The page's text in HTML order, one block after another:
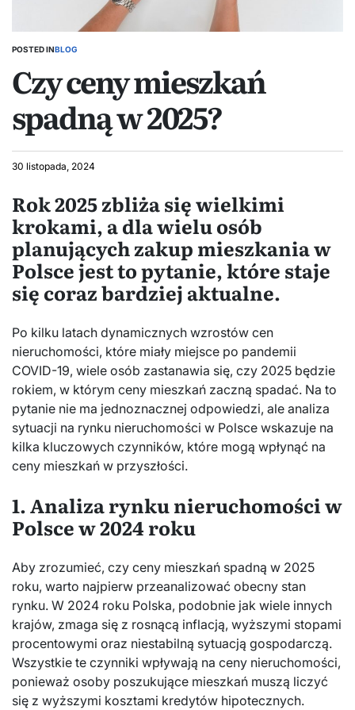
POSTED INBLOG
Czy ceny mieszkań
spadną w 2025?
30 listopada, 2024
Rok 2025 zbliża się wielkimi
krokami, a dla wielu osób
planujących zakup mieszkania w
Polsce jest to pytanie, które staje
się coraz bardziej aktualne.
Po kilku latach dynamicznych wzrostów cen
nieruchomości, które miały miejsce po pandemii
COVID-19, wiele osób zastanawia się, czy 2025 będzie
rokiem, w którym ceny mieszkań zaczną spadać. Na to
pytanie nie ma jednoznacznej odpowiedzi, ale analiza
sytuacji na rynku nieruchomości w Polsce wskazuje na
kilka kluczowych czynników, które mogą wpłynąć na
ceny mieszkań w przyszłości.
1. Analiza rynku nieruchomości w
Polsce w 2024 roku
Aby zrozumieć, czy ceny mieszkań spadną w 2025
roku, warto najpierw przeanalizować obecny stan
rynku. W 2024 roku Polska, podobnie jak wiele innych
krajów, zmaga się z rosnącą inflacją, wyższymi stopami
procentowymi oraz niestabilną sytuacją gospodarczą.
Wszystkie te czynniki wpływają na ceny nieruchomości,
ponieważ osoby poszukujące mieszkań muszą liczyć
się z wyższymi kosztami kredytów hipotecznych.